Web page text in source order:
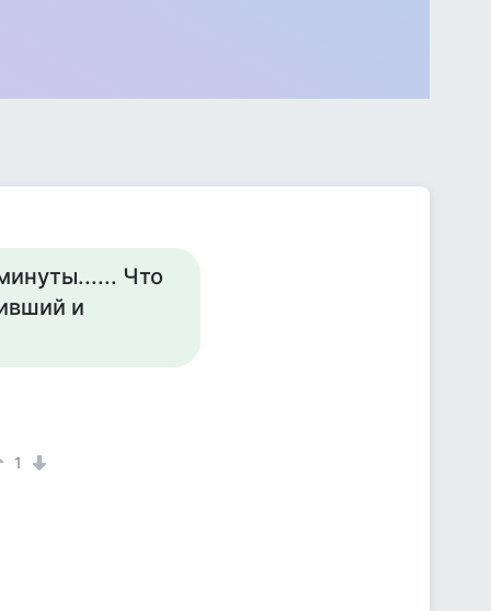
Что
и
1